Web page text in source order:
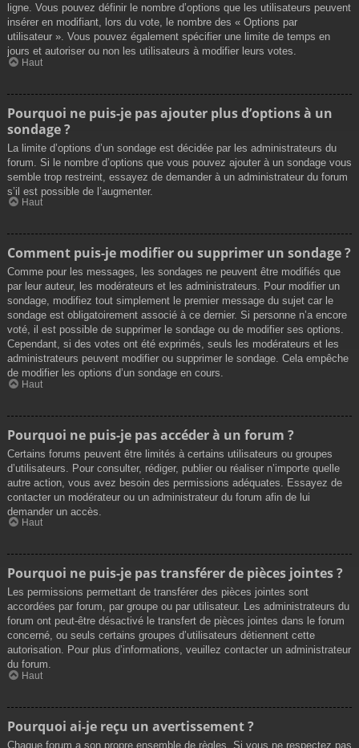
ligne. Vous pouvez définir le nombre d’options que les utilisateurs peuvent
insérer en modifiant, lors du vote, le nombre des « Options par
utilisateur ». Vous pouvez également spécifier une limite de temps en
jours et autoriser ou non les utilisateurs à modifier leurs votes.
Haut
Pourquoi ne puis-je pas ajouter plus d’options à un
sondage ?
La limite d’options d’un sondage est décidée par les administrateurs du
forum. Si le nombre d’options que vous pouvez ajouter à un sondage vous
semble trop restreint, essayez de demander à un administrateur du forum
s’il est possible de l’augmenter.
Haut
Comment puis-je modifier ou supprimer un sondage ?
Comme pour les messages, les sondages ne peuvent être modifiés que
par leur auteur, les modérateurs et les administrateurs. Pour modifier un
sondage, modifiez tout simplement le premier message du sujet car le
sondage est obligatoirement associé à ce dernier. Si personne n’a encore
voté, il est possible de supprimer le sondage ou de modifier ses options.
Cependant, si des votes ont été exprimés, seuls les modérateurs et les
administrateurs peuvent modifier ou supprimer le sondage. Cela empêche
de modifier les options d’un sondage en cours.
Haut
Pourquoi ne puis-je pas accéder à un forum ?
Certains forums peuvent être limités à certains utilisateurs ou groupes
d’utilisateurs. Pour consulter, rédiger, publier ou réaliser n’importe quelle
autre action, vous avez besoin des permissions adéquates. Essayez de
contacter un modérateur ou un administrateur du forum afin de lui
demander un accès.
Haut
Pourquoi ne puis-je pas transférer de pièces jointes ?
Les permissions permettant de transférer des pièces jointes sont
accordées par forum, par groupe ou par utilisateur. Les administrateurs du
forum ont peut-être désactivé le transfert de pièces jointes dans le forum
concerné, ou seuls certains groupes d’utilisateurs détiennent cette
autorisation. Pour plus d’informations, veuillez contacter un administrateur
du forum.
Haut
Pourquoi ai-je reçu un avertissement ?
Chaque forum a son propre ensemble de règles. Si vous ne respectez pas